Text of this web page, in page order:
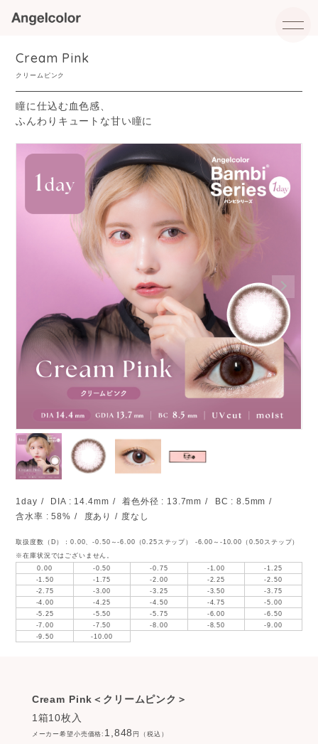
Cream Pink
クリームピンク
瞳に仕込む血色感、
ふんわりキュートな甘い瞳に
1day DIA : 14.4mm 着色外径 : 13.7mm
BC : 8.5mm
含水率 : 58%
度あり 度なし
取扱度数（D）：0.00、-0.50～-6.00（0.25ステップ） -6.00～-10.00（0.50ステップ）
※在庫状況ではございません。
0.00
-0.50 -0.75 -1.00
-1.25
-1.50
-1.75 -2.00 -2.25
-2.50
-2.75
-3.00 -3.25 -3.50
-3.75
-4.00
-4.25 -4.50 -4.75
-5.00
-5.25
-5.50 -5.75 -6.00
-6.50
-7.00
-7.50 -8.00 -8.50
-9.00
-9.50
-10.00
Cream Pink＜クリームピンク＞
1箱10枚入
メーカー希望小売価格: 1,848 円（税込）